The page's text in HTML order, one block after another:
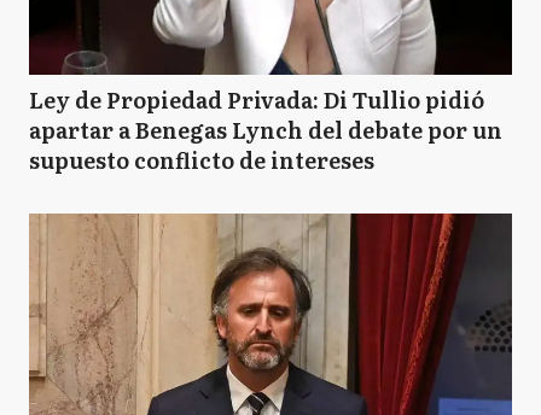
Ley de Propiedad Privada: Di Tullio pidió
apartar a Benegas Lynch del debate por un
supuesto conflicto de intereses